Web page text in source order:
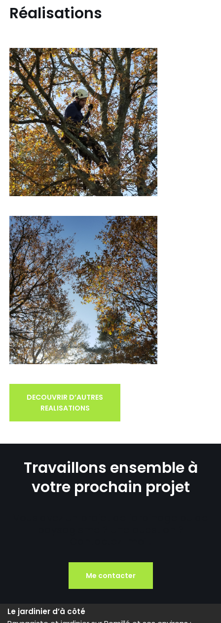
Réalisations
DECOUVRIR D’AUTRES
REALISATIONS
Travaillons ensemble à
votre prochain projet
Me contacter
Le jardinier d’à côté